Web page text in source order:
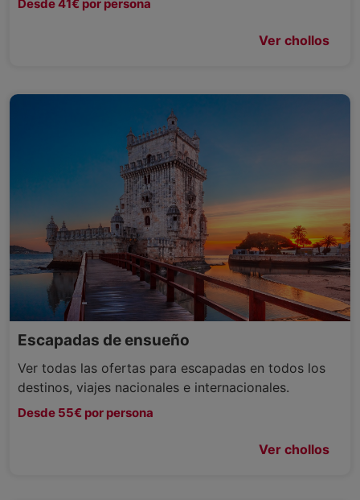
Desde 41€ por persona
Ver chollos
Escapadas de ensueño
Ver todas las ofertas para escapadas en todos los
destinos, viajes nacionales e internacionales.
Desde 55€ por persona
Ver chollos